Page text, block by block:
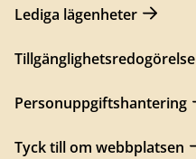
Lediga lägenheter
Tillgänglighetsredogörelse
Personuppgiftshantering
Tyck till om webbplatsen